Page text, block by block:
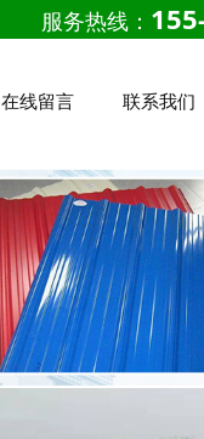
服务热线：
在线留言 联系我们